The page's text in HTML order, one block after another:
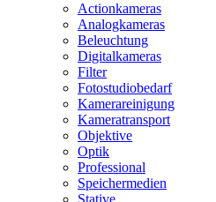
Actionkameras
Analogkameras
Beleuchtung
Digitalkameras
Filter
Fotostudiobedarf
Kamerareinigung
Kameratransport
Objektive
Optik
Professional
Speichermedien
Stative